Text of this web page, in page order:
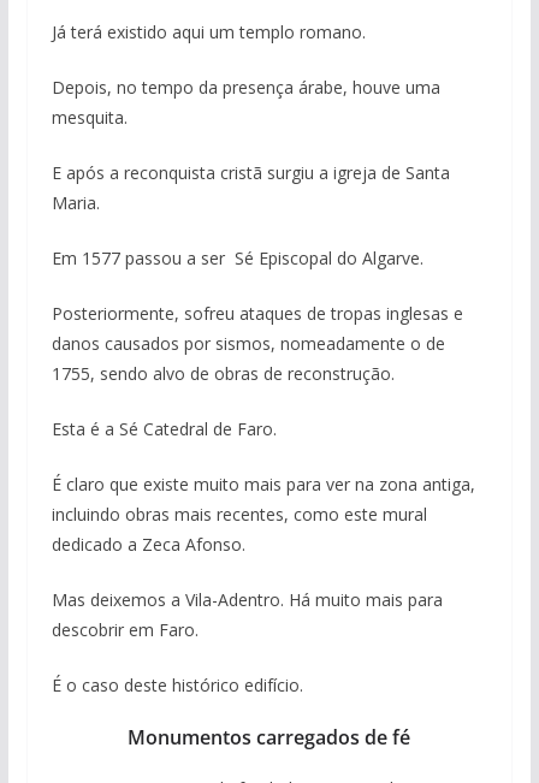
Já terá existido aqui um templo romano.
Depois, no tempo da presença árabe, houve uma
mesquita.
E após a reconquista cristã surgiu a igreja de Santa
Maria.
Em 1577 passou a ser Sé Episcopal do Algarve.
Posteriormente, sofreu ataques de tropas inglesas e
danos causados por sismos, nomeadamente o de
1755, sendo alvo de obras de reconstrução.
Esta é a Sé Catedral de Faro.
É claro que existe muito mais para ver na zona antiga,
incluindo obras mais recentes, como este mural
dedicado a Zeca Afonso.
Mas deixemos a Vila-Adentro. Há muito mais para
descobrir em Faro.
É o caso deste histórico edifício.
Monumentos carregados de fé